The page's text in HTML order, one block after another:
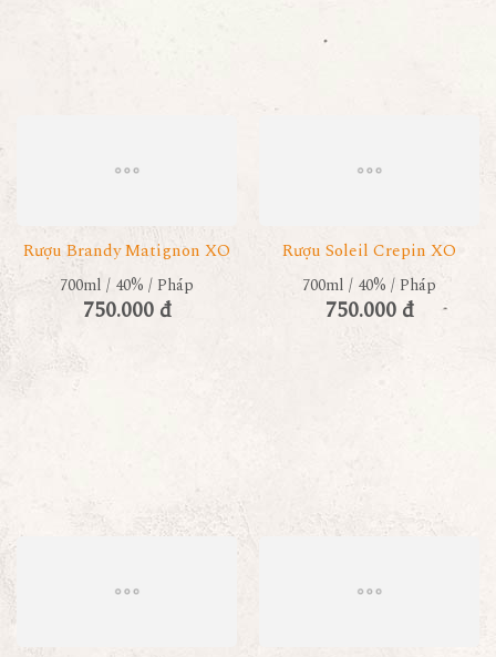
Rượu Brandy Matignon XO
700ml / 40% / Pháp
750.000 đ
Rượu Soleil Crepin XO
700ml / 40% / Pháp
750.000 đ